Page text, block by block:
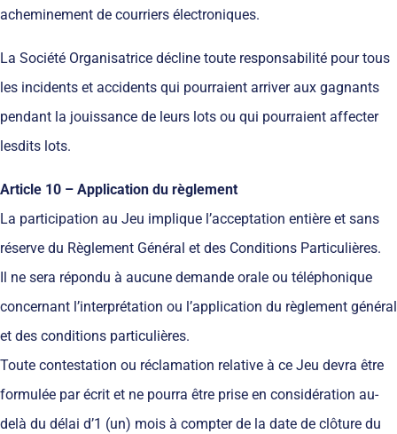
acheminement de courriers électroniques.
La Société Organisatrice décline toute responsabilité pour tous
les incidents et accidents qui pourraient arriver aux gagnants
pendant la jouissance de leurs lots ou qui pourraient affecter
lesdits lots.
Article 10 – Application du règlement
La participation au Jeu implique l’acceptation entière et sans
réserve du Règlement Général et des Conditions Particulières.
Il ne sera répondu à aucune demande orale ou téléphonique
concernant l’interprétation ou l’application du règlement général
et des conditions particulières.
Toute contestation ou réclamation relative à ce Jeu devra être
formulée par écrit et ne pourra être prise en considération au-
delà du délai d’1 (un) mois à compter de la date de clôture du